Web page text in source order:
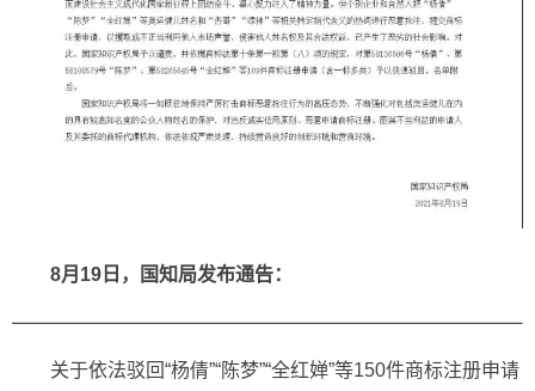
8月19日，国知局发布通告：
关于依法驳回“杨倩”“陈梦”“全红婵”等150件商标注册申请